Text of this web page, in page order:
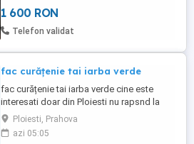
1 600 RON
Telefon validat
fac curățenie tai iarba verde
fac curățenie tai iarba verde cine este
interesati doar din Ploiesti nu rapsnd la
mesaje doar la telefon
Ploiesti, Prahova
azi 05:05